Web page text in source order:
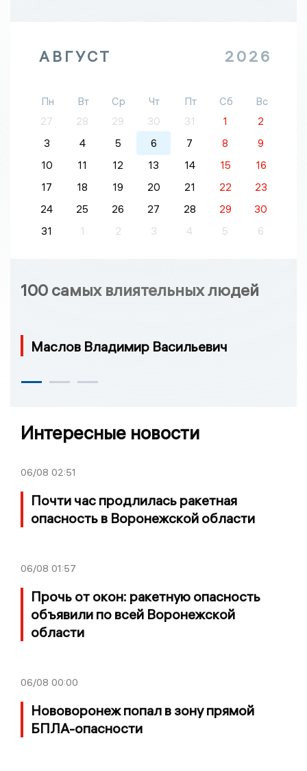
АВГУСТ 2026
Пн Вт Ср Чт Пт Сб
Вс
27
28 29 30 31 1
2
3
4 5 6 7 8
9
10
11 12 13 14 15
16
17
18 19 20 21 22
23
24
25 26 27 28 29
30
31
1 2 3 4 5 6
100 самых влиятельных людей
Маслов Владимир Васильевич
Интересные новости
06/08 02:51
Почти час продлилась ракетная
опасность в Воронежской области
06/08 01:57
Прочь от окон: ракетную опасность
объявили по всей Воронежской
области
06/08 00:00
Нововоронеж попал в зону прямой
БПЛА-опасности